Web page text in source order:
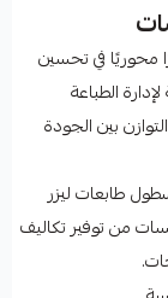
محوريًا في تحسين
الطباعة
بين الجودة
طابعات ليزر
من توفير تكاليف